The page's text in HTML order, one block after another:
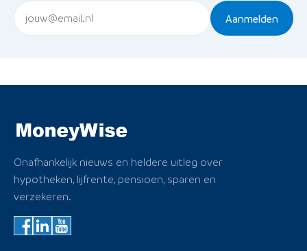
Aanmelden
Onafhankelijk nieuws en heldere uitleg over
hypotheken, lijfrente, pensioen, sparen en
verzekeren.